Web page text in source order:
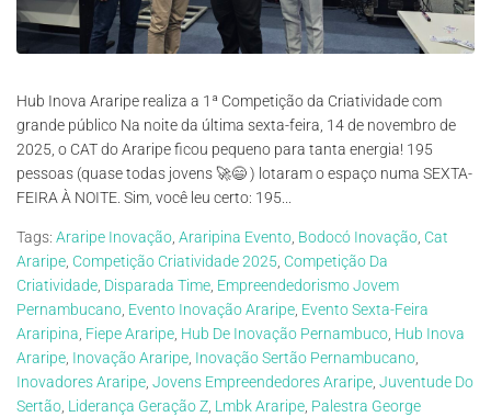
Hub Inova Araripe realiza a 1ª Competição da Criatividade com
grande público Na noite da última sexta-feira, 14 de novembro de
2025, o CAT do Araripe ficou pequeno para tanta energia! 195
pessoas (quase todas jovens 🚀😄 ) lotaram o espaço numa SEXTA-
FEIRA À NOITE. Sim, você leu certo: 195...
Tags: Araripe Inovação, Araripina Evento, Bodocó Inovação, Cat
Araripe, Competição Criatividade 2025, Competição Da
Criatividade, Disparada Time, Empreendedorismo Jovem
Pernambucano, Evento Inovação Araripe, Evento Sexta-Feira
Araripina, Fiepe Araripe, Hub De Inovação Pernambuco, Hub Inova
Araripe, Inovação Araripe, Inovação Sertão Pernambucano,
Inovadores Araripe, Jovens Empreendedores Araripe, Juventude Do
Sertão, Liderança Geração Z, Lmbk Araripe, Palestra George